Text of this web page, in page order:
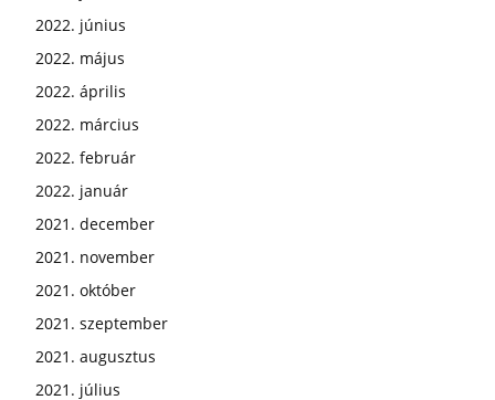
2022. június
2022. május
2022. április
2022. március
2022. február
2022. január
2021. december
2021. november
2021. október
2021. szeptember
2021. augusztus
2021. július